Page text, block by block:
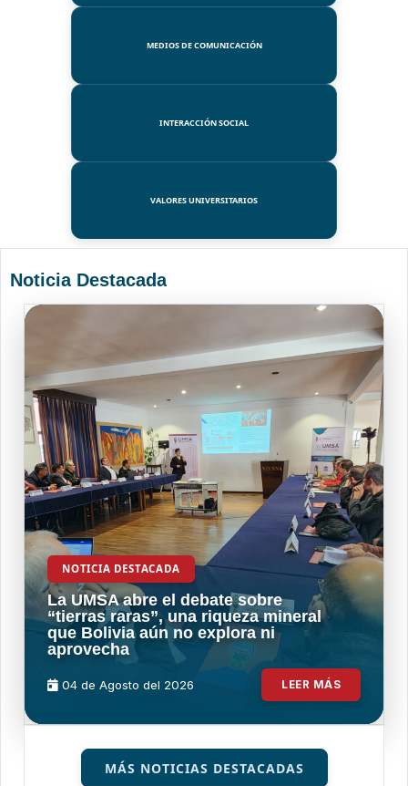
MEDIOS DE COMUNICACIÓN
INTERACCIÓN SOCIAL
VALORES UNIVERSITARIOS
Noticia Destacada
NOTICIA DESTACADA
La UMSA abre el debate sobre
“tierras raras”, una riqueza mineral
que Bolivia aún no explora ni
aprovecha
04 de Agosto del 2026 LEER MÁS
MÁS NOTICIAS DESTACADAS